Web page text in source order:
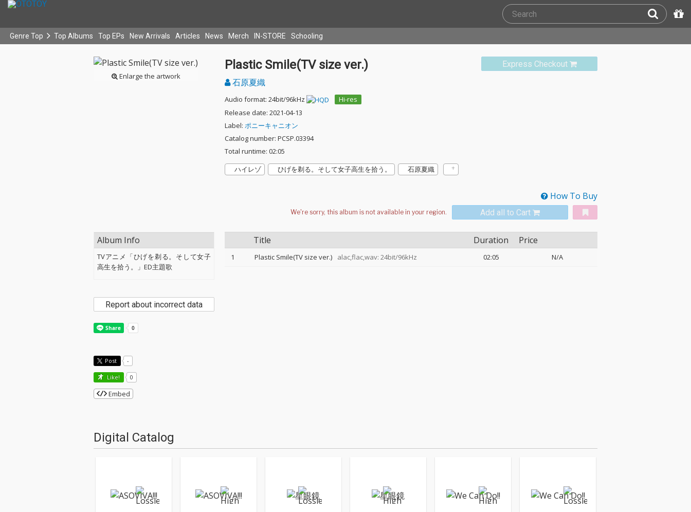
Genre Top Top Albums Top EPs New Arrivals Articles News Merch IN-STORE Schooling
Enlarge the artwork
Express Checkout
Plastic Smile(TV size ver.)
石原夏織
Audio format: 24bit/96kHz
Hi-res
Release date: 2021-04-13
Label: ポニーキャニオン
Catalog number: PCSP.03394
Total runtime: 02:05
ハイレゾ
ひげを剃る。そして女子高生を拾う。 石原夏織
How To Buy
Add all to Cart
Title Duration Price
1 Plastic Smile(TV size ver.) alac,flac,wav: 24bit/96kHz 02:05 N/A
Album Info
TVアニメ「ひげを剃る。そして女子
高生を拾う。」ED主題歌
Report about incorrect data
Post -
Like! 0
Embed
Digital Catalog